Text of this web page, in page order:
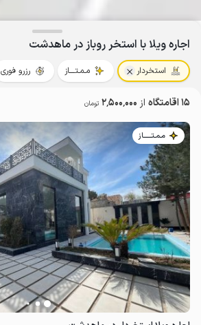
اجاره ویلا با استخر روباز در ماهدشت
استخردار مـمـتــــاز رزرو فوری
15 اقامتگاه از 2٬500٬000 تومان
مـمـتــــــاز